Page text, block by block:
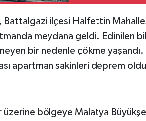
Battalgazi ilçesi Halfettin
meydana geldi. Edinilen
bir nedenle çökme
apartman sakinleri deprem
üzerine bölgeye Malatya